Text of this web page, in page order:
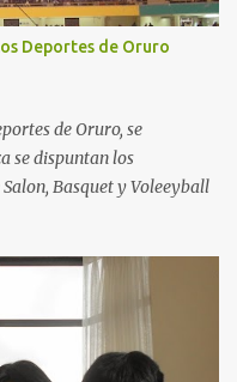
Deportes de Oruro
de Oruro, se
se dispuntan los
Basquet y Voleeyball